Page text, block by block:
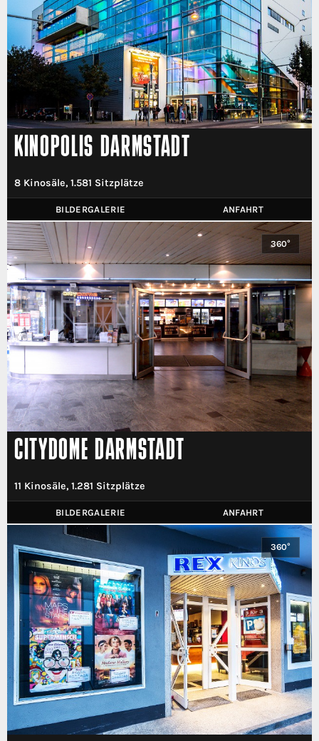
KINOPOLIS DARMSTADT
8 Kinosäle, 1.581 Sitzplätze
BILDERGALERIE ANFAHRT
360°
CITYDOME DARMSTADT
11 Kinosäle, 1.281 Sitzplätze
BILDERGALERIE ANFAHRT
360°